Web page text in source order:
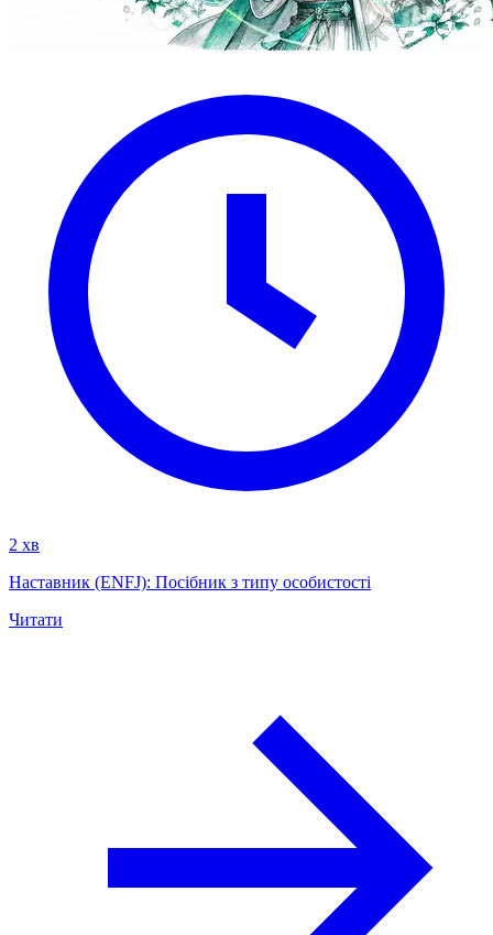
2 хв
Наставник (ENFJ): Посібник з типу особистості
Читати